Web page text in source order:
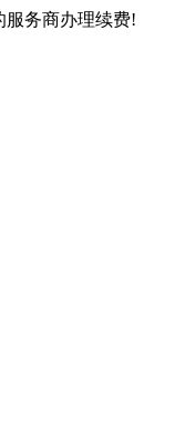
服务商办理续费!